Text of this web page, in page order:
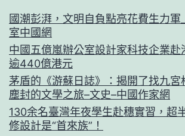
國潮彭湃，文明自負點亮花費生力軍
室中國網
中國五億嵐辦公室設計家科技企業赴
逾440億港元
茅盾的《游蘇日誌》：揭開了找九宮
塵封的文學之旅–文史–中國作家網
130余名臺灣年夜學生赴穗實習，超
修設計是“首來族”！